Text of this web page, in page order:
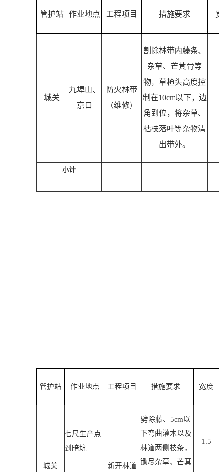
管护站 作业地点 工程项目 措施要求
城关
九埠山、
京口
防火林带
（维修）
割除林带内藤条、
杂草、芒萁骨等
物，草楂头高度控
制在10cm以下，边
角到位，将杂草、
枯枝落叶等杂物清
出带外。
小计
管护站 作业地点 工程项目 措施要求 宽度
城关
七尺生产点
到暗坑
新开林道
劈除藤、 5cm以
下弯曲灌木以及
林道两侧枝条，
锄尽杂草、芒萁
1.5